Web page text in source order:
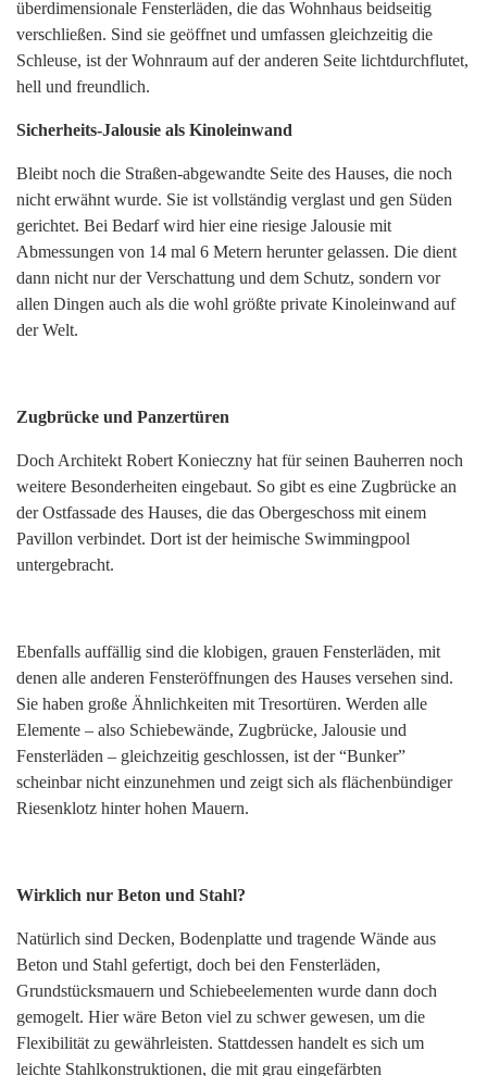
überdimensionale Fensterläden, die das Wohnhaus beidseitig
verschließen. Sind sie geöffnet und umfassen gleichzeitig die
Schleuse, ist der Wohnraum auf der anderen Seite lichtdurchflutet,
hell und freundlich.
Sicherheits-Jalousie als Kinoleinwand
Bleibt noch die Straßen-abgewandte Seite des Hauses, die noch
nicht erwähnt wurde. Sie ist vollständig verglast und gen Süden
gerichtet. Bei Bedarf wird hier eine riesige Jalousie mit
Abmessungen von 14 mal 6 Metern herunter gelassen. Die dient
dann nicht nur der Verschattung und dem Schutz, sondern vor
allen Dingen auch als die wohl größte private Kinoleinwand auf
der Welt.
Zugbrücke und Panzertüren
Doch Architekt Robert Konieczny hat für seinen Bauherren noch
weitere Besonderheiten eingebaut. So gibt es eine Zugbrücke an
der Ostfassade des Hauses, die das Obergeschoss mit einem
Pavillon verbindet. Dort ist der heimische Swimmingpool
untergebracht.
Ebenfalls auffällig sind die klobigen, grauen Fensterläden, mit
denen alle anderen Fensteröffnungen des Hauses versehen sind.
Sie haben große Ähnlichkeiten mit Tresortüren. Werden alle
Elemente – also Schiebewände, Zugbrücke, Jalousie und
Fensterläden – gleichzeitig geschlossen, ist der “Bunker”
scheinbar nicht einzunehmen und zeigt sich als flächenbündiger
Riesenklotz hinter hohen Mauern.
Wirklich nur Beton und Stahl?
Natürlich sind Decken, Bodenplatte und tragende Wände aus
Beton und Stahl gefertigt, doch bei den Fensterläden,
Grundstücksmauern und Schiebeelementen wurde dann doch
gemogelt. Hier wäre Beton viel zu schwer gewesen, um die
Flexibilität zu gewährleisten. Stattdessen handelt es sich um
leichte Stahlkonstruktionen, die mit grau eingefärbten